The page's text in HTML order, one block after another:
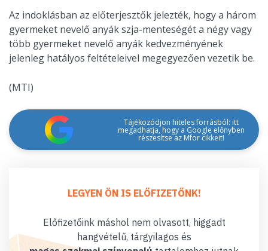
Az indoklásban az előterjesztők jelezték, hogy a három
gyermeket nevelő anyák szja-menteségét a négy vagy
több gyermeket nevelő anyák kedvezményének
jelenleg hatályos feltételeivel megegyezően vezetik be.
(MTI)
Tájékozódjon hiteles forrásból: itt
megadhatja, hogy a Google előnyben
részesítse az Mfor cikkeit!
LEGYEN ÖN IS ELŐFIZETŐNK!
Előfizetőink máshol nem olvasott, higgadt
hangvételű, tárgyilagos és